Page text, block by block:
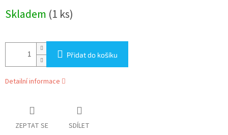
cena:
Skladem (1 ks)
Přidat do košíku
Detailní informace
ZEPTAT SE SDÍLET